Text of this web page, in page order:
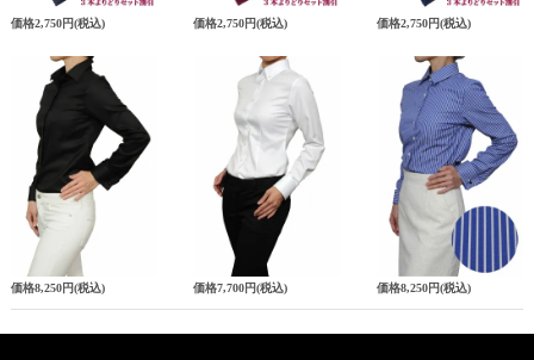
価格2,750円(税込) 価格2,750円(税込) 価格2,750円(税込)
価格8,250円(税込) 価格7,700円(税込) 価格8,250円(税込)